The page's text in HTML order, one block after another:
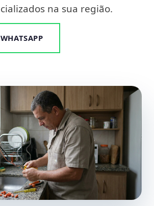
na sua região.